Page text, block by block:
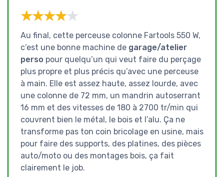
★★★★★
★★★★★
Au final, cette perceuse colonne Fartools 550 W,
c’est une bonne machine de garage/atelier
perso pour quelqu’un qui veut faire du perçage
plus propre et plus précis qu’avec une perceuse
à main. Elle est assez haute, assez lourde, avec
une colonne de 72 mm, un mandrin autoserrant
16 mm et des vitesses de 180 à 2700 tr/min qui
couvrent bien le métal, le bois et l’alu. Ça ne
transforme pas ton coin bricolage en usine, mais
pour faire des supports, des platines, des pièces
auto/moto ou des montages bois, ça fait
clairement le job.